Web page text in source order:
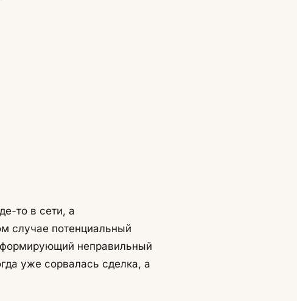
то в сети, а
случае потенциальный
формирующий неправильный
уже сорвалась сделка, а